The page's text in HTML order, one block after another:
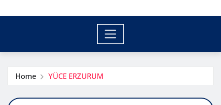
Home YÜCE ERZURUM